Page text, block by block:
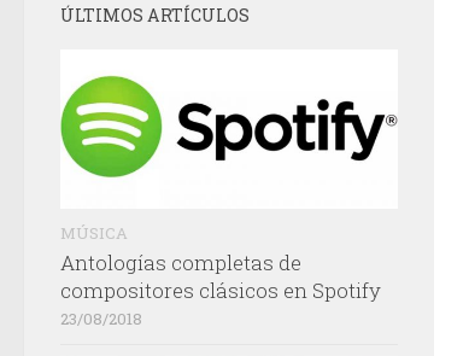
ÚLTIMOS ARTÍCULOS
MÚSICA
Antologías completas de
compositores clásicos en Spotify
23/08/2018